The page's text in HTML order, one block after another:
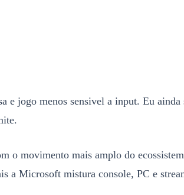
e jogo menos sensivel a input. Eu
o movimento mais amplo do
a Microsoft mistura console, PC e